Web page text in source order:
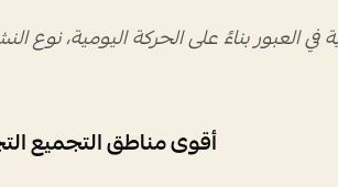
في العبور بناءً على الحركة اليومية، نوع
أقوى مناطق التجميع